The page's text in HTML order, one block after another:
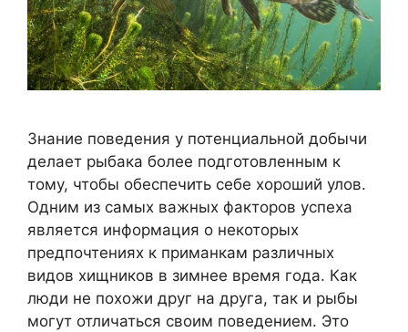
Знание поведения у потенциальной добычи
делает рыбака более подготовленным к
тому, чтобы обеспечить себе хороший улов.
Одним из самых важных факторов успеха
является информация о некоторых
предпочтениях к приманкам различных
видов хищников в зимнее время года. Как
люди не похожи друг на друга, так и рыбы
могут отличаться своим поведением. Это